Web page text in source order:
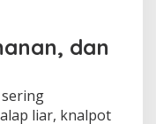
dan
liar, knalpot